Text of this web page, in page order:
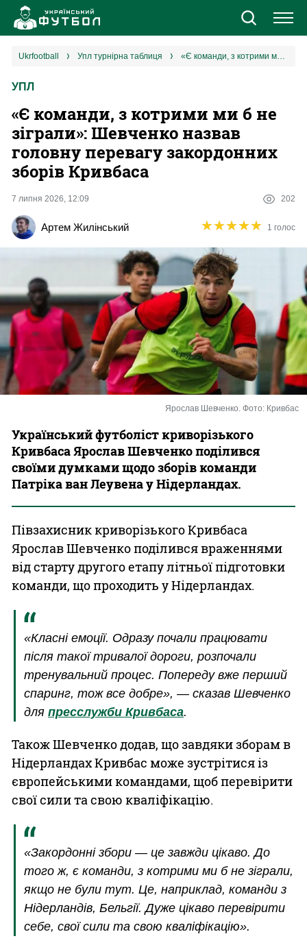
Новини
Єврокубки
УПЛ
Різне
Букмекери
Казино
ukrfootball упл турнірна таблиця «Є команди, з котрими ми б не зіграли»: Шевченко назвав головну перевагу закордонних зборів Кривбаса
УПЛ
«Є команди, з котрими ми б не
зіграли»: Шевченко назвав
головну перевагу закордонних
зборів Кривбаса
7 липня 2026, 12:09 202
Артем Жилінський ★★★★★
★★★★★ 1 голос
Ярослав Шевченко. Фото: Кривбас
Український футболіст криворізького
Кривбаса Ярослав Шевченко поділився
своїми думками щодо зборів команди
Патріка ван Леувена у Нідерландах.
Півзахисник криворізького Кривбаса
Ярослав Шевченко поділився враженнями
від старту другого етапу літньої підготовки
команди, що проходить у Нідерландах.
«Класні емоції. Одразу почали працювати
після такої тривалої дороги, розпочали
тренувальний процес. Попереду вже перший
спаринг, тож все добре», — сказав Шевченко
для пресслужби Кривбаса.
Також Шевченко додав, що завдяки зборам в
Нідерландах Кривбас може зустрітися із
європейськими командами, щоб перевірити
свої сили та свою кваліфікацію.
«Закордонні збори — це завжди цікаво. До
того ж, є команди, з котрими ми б не зіграли,
якщо не були тут. Це, наприклад, команди з
Нідерландів, Бельгії. Дуже цікаво перевірити
себе, свої сили та свою кваліфікацію».